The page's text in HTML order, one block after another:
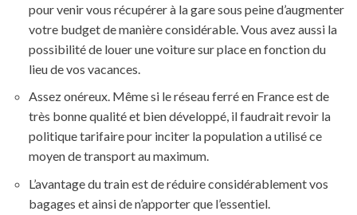
pour venir vous récupérer à la gare sous peine d’augmenter
votre budget de manière considérable. Vous avez aussi la
possibilité de louer une voiture sur place en fonction du
lieu de vos vacances.
Assez onéreux. Même si le réseau ferré en France est de
très bonne qualité et bien développé, il faudrait revoir la
politique tarifaire pour inciter la population a utilisé ce
moyen de transport au maximum.
L’avantage du train est de réduire considérablement vos
bagages et ainsi de n’apporter que l’essentiel.